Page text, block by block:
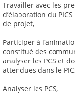
Travailler avec les
d’élaboration du
de projet,
Participer à
constitué des
analyser les PCS et
attendues dans le
Analyser les PCS,